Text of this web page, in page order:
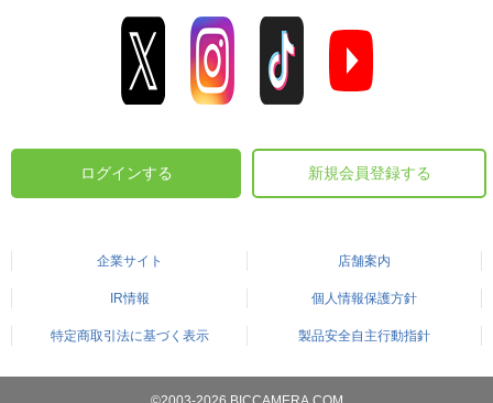
ログインする 新規会員登録する
企業サイト 店舗案内
IR情報 個人情報保護方針
特定商取引法に基づく表示 製品安全自主行動指針